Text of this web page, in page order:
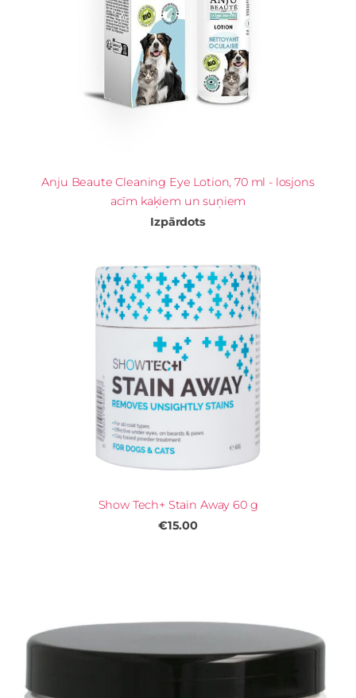
Anju Beaute Cleaning Eye Lotion, 70 ml - losjons
acīm kaķiem un suņiem
Izpārdots
Show Tech+ Stain Away 60 g
€15.00